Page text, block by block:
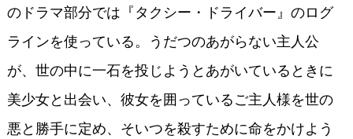
のドラマ部分では『タクシー・ドライバー』のログ
ラインを使っている。うだつのあがらない主人公
が、世の中に一石を投じようとあがいているときに
美少女と出会い、彼女を囲っているご主人様を世の
悪と勝手に定め、そいつを殺すために命をかけよう